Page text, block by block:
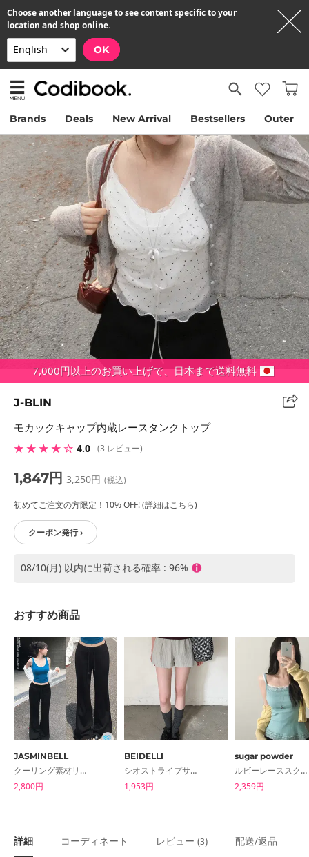
Choose another language to see content specific to your
location and shop online.
OK
Brands Deals New Arrival Bestsellers Outer
7,000円以上のお買い上げで、日本まで送料無料
J-BLIN
モカックキャップ内蔵レースタンクトップ
★ ★ ★ ★ ☆ 4.0 (3 レビュー)
1,847円 3,250円 (税込)
初めてご注文の方限定！10% OFF! (詳細はこちら)
クーポン発行 ›
08/10(月) 以内に出荷される確率 : 96%
おすすめ商品
JASMINBELL
クーリング素材リリーフセミブーツカットロングトレーニングパンツ
2,800円
BEIDELLI
シオストライプサマーショートパンツ
1,953円
sugar powder
ルビーレーススクエアリブナシスリーブレス 7color
2,359円
詳細 コーディネート レビュー (3) 配送/返品